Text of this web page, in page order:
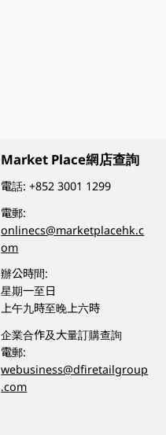
Market Place網店查詢
電話:+852 3001 1299
電郵:
onlinecs@marketplacehk.c
om
辦公時間:
星期一至日
上午九時至晚上六時
企業合作及大量訂購查詢
電郵:
webusiness@dfiretailgroup
.com